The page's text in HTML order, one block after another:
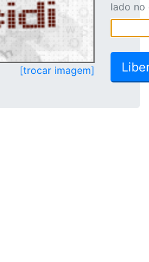
[trocar imagem]
lado no